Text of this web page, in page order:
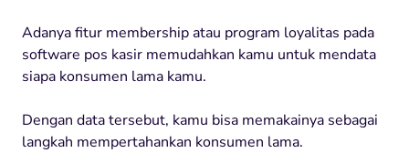
Adanya fitur membership atau program loyalitas pada
software pos kasir memudahkan kamu untuk mendata
siapa konsumen lama kamu.
Dengan data tersebut, kamu bisa memakainya sebagai
langkah mempertahankan konsumen lama.